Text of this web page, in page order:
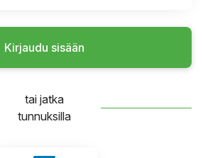
Kirjaudu sisään
tai jatka
tunnuksilla